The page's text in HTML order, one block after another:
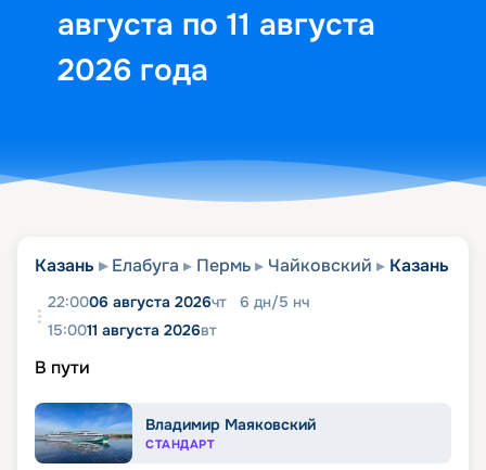
августа по 11 августа
2026 года
Казань Елабуга Пермь Чайковский Казань
22:0006 августа 2026чт 6 дн/5 нч
15:0011 августа 2026вт
В пути
Владимир Маяковский
СТАНДАРТ